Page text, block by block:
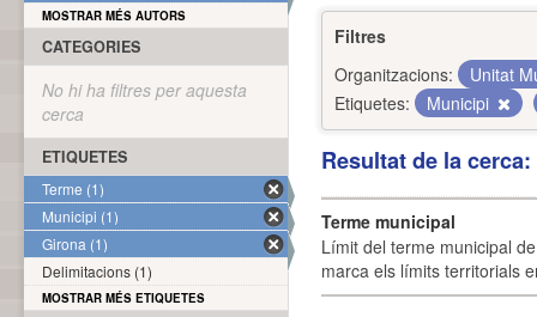
Filtres
Organitzacions:
Unitat
Etiquetes:
Municipi
Resultat de la
Terme municipal
Límit del terme municipal
marca els límits territorials
MOSTRAR MÉS AUTORS
CATEGORIES
No hi ha filtres per aquesta
cerca
ETIQUETES
Terme (1)
Municipi (1)
Girona (1)
Delimitacions (1)
MOSTRAR MÉS ETIQUETES